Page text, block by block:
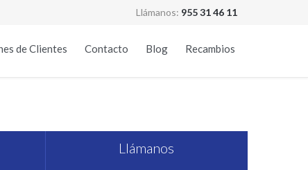
Llámanos: 955 31 46 11
de Clientes Contacto Blog Recambios
Llámanos